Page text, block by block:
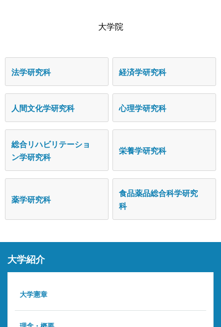
大学院
法学研究科 経済学研究科
人間文化学研究科 心理学研究科
総合リハビリテーショ
ン学研究科
栄養学研究科
薬学研究科
食品薬品総合科学研究
科
大学紹介
大学憲章